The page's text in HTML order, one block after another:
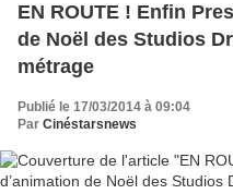
EN ROUTE ! Enfin
de Noël des Studios
métrage
Publié le 17/03/2014 à 09:04
Par Cinéstarsnews